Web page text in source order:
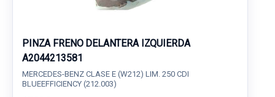
PINZA FRENO DELANTERA IZQUIERDA
A2044213581
MERCEDES-BENZ CLASE E (W212) LIM. 250 CDI
BLUEEFFICIENCY (212.003)